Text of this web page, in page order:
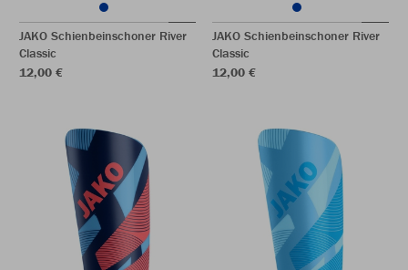
JAKO Schienbeinschoner River
Classic
12,00 €
JAKO Schienbeinschoner River
Classic
12,00 €